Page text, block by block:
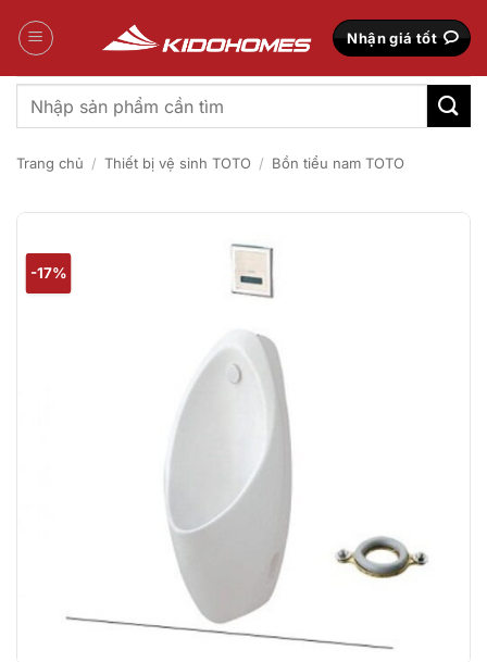
qua
Nhận giá tốt
Tìm
kiếm:
Trang chủ / Thiết bị vệ sinh TOTO / Bồn tiểu nam TOTO
-17%